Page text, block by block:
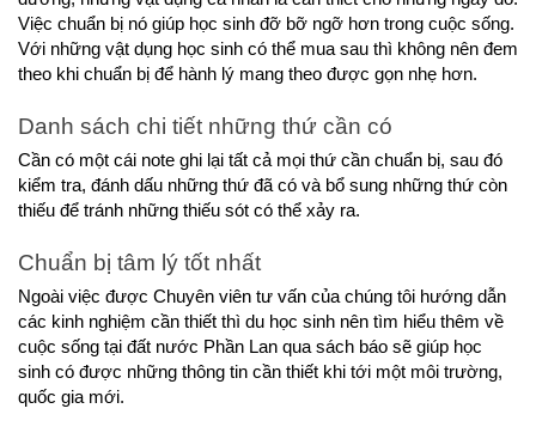
Việc chuẩn bị nó giúp học sinh đỡ bỡ ngỡ hơn trong cuộc sống.
Với những vật dụng học sinh có thể mua sau thì không nên đem
theo khi chuẩn bị để hành lý mang theo được gọn nhẹ hơn.
Danh sách chi tiết những thứ cần có
Cần có một cái note ghi lại tất cả mọi thứ cần chuẩn bị, sau đó
kiểm tra, đánh dấu những thứ đã có và bổ sung những thứ còn
thiếu để tránh những thiếu sót có thể xảy ra.
Chuẩn bị tâm lý tốt nhất
Ngoài việc được Chuyên viên tư vấn của chúng tôi hướng dẫn
các kinh nghiệm cần thiết thì du học sinh nên tìm hiểu thêm về
cuộc sống tại đất nước Phần Lan qua sách báo sẽ giúp học
sinh có được những thông tin cần thiết khi tới một môi trường,
quốc gia mới.